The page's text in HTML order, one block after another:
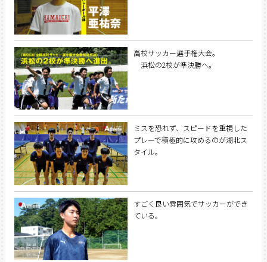
高校サッカー選手権大会。
浜松の2校が準決勝へ。
ミスを恐れず、スピードを重視した
プレーで積極的に攻めるのが湖北ス
タイル。
すごく良い雰囲気でサッカーができ
ている。